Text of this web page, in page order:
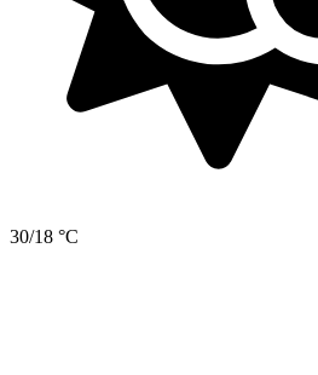
30/18 °C